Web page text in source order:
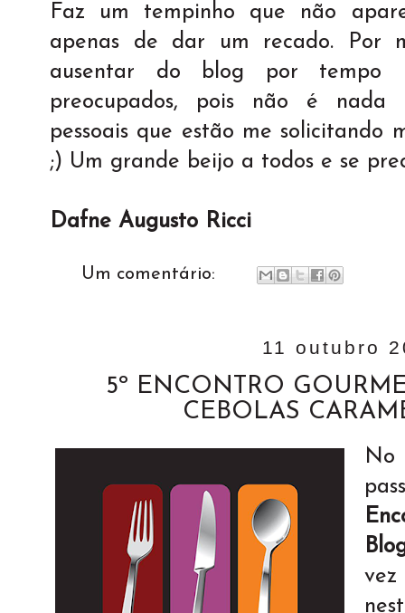
Faz um tempinho que não
apenas de dar um recado. Por
ausentar do blog por tempo
preocupados, pois não é nada
pessoais que estão me solicitando
;) Um grande beijo a todos e se
Dafne Augusto Ricci
Um comentário:
11 outubro
5º ENCONTRO
CEBOLAS